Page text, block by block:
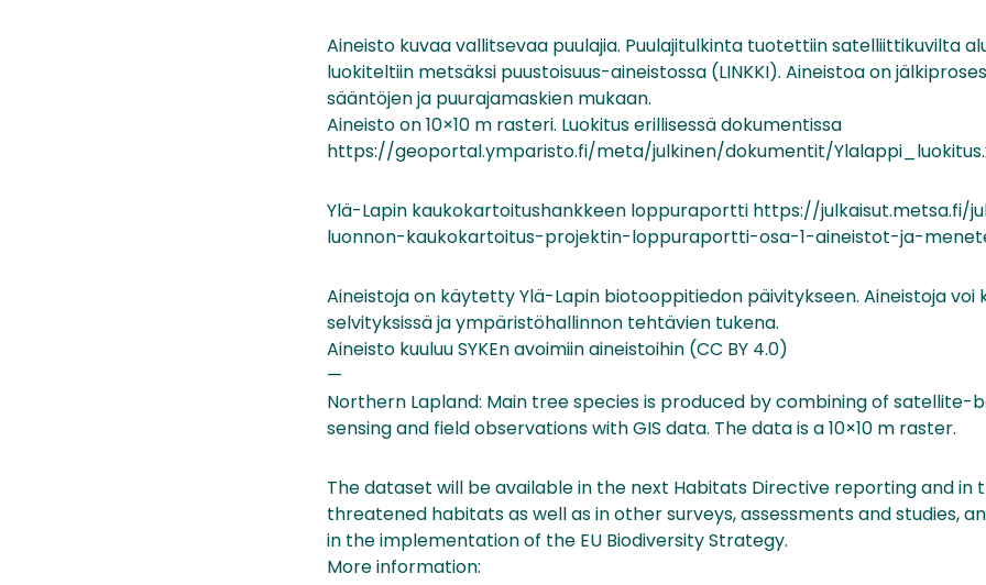
Aineisto kuvaa vallitsevaa puulajia. Puulajitulkinta tuotettiin satelliittikuvilta
luokiteltiin metsäksi puustoisuus-aineistossa (LINKKI). Aineistoa on
sääntöjen ja puurajamaskien mukaan.
Aineisto on 10×10 m rasteri. Luokitus erillisessä dokumentissa
https://geoportal.ymparisto.fi/meta/julkinen/dokumentit/
Ylä-Lapin kaukokartoitushankkeen loppuraportti https://julkaisut.metsa.fi/
luonnon-kaukokartoitus-projektin-loppuraportti-osa-1-aineistot-ja-
Aineistoja on käytetty Ylä-Lapin biotooppitiedon päivitykseen. Aineistoja voi
selvityksissä ja ympäristöhallinnon tehtävien tukena.
Aineisto kuuluu SYKEn avoimiin aineistoihin (CC BY 4.0)
—
Northern Lapland: Main tree species is produced by combining of satellite-
sensing and field observations with GIS data. The data is a 10×10 m raster.
The dataset will be available in the next Habitats Directive reporting and in
threatened habitats as well as in other surveys, assessments and studies,
in the implementation of the EU Biodiversity Strategy.
More information: